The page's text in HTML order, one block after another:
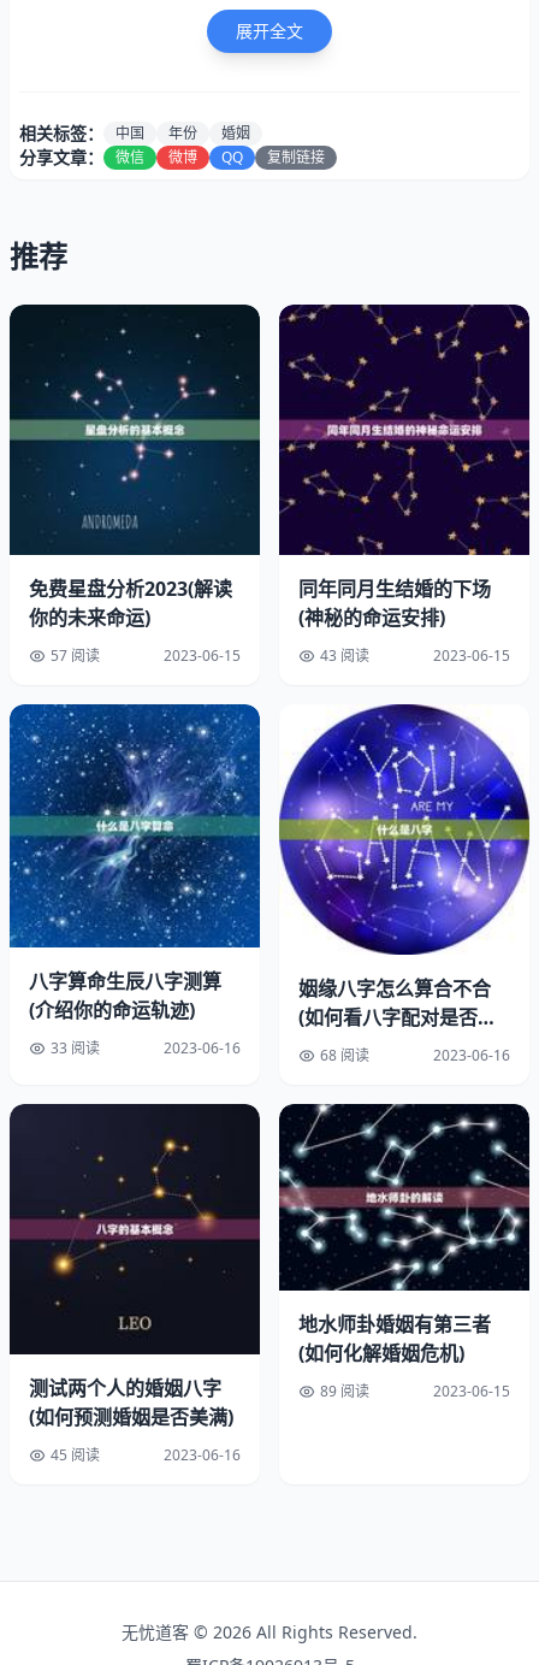
1999年，是中国历史上一个非常特殊的年份。这一年，中
国发生了许多重大事件，如南海撞机事件、世界女排夺冠、
澳门回归等。这一年也是中国改革开放的第二十年，经济发
展迅速，社会变革不断。在这样的历史背景下，1999年成
二、免婚姻的含义
1999年被称为免婚姻的年份，是因为在中国农历的“己卯”
年，即1999年，没有“巳”这个字，而“巳”字与“死”字谐音，
被认为是不吉利的。许多人在这一年选择不结婚，以避免不
影响。
三、免婚姻的影响
1.社会心态
免婚姻的现象在当时引起了广泛的关注和讨论。一些人认为
展开全文
相关标签： 中国 年份 婚姻
分享文章： 微信 微博 QQ 复制链接
推荐
免费星盘分析2023(解读
你的未来命运)
57 阅读 2023-06-15
同年同月生结婚的下场
(神秘的命运安排)
43 阅读 2023-06-15
八字算命生辰八字测算
(介绍你的命运轨迹)
33 阅读 2023-06-16
姻缘八字怎么算合不合
(如何看八字配对是否适
合)68 阅读 2023-06-16
测试两个人的婚姻八字
(如何预测婚姻是否美满)
45 阅读 2023-06-16
地水师卦婚姻有第三者
(如何化解婚姻危机)
89 阅读 2023-06-15
无忧道客 © 2026 All Rights Reserved.